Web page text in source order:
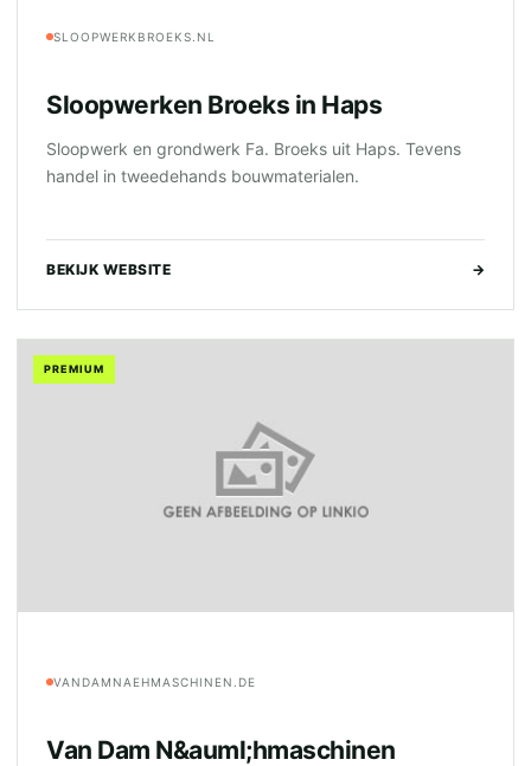
SLOOPWERKBROEKS.NL
Sloopwerken Broeks in Haps
Sloopwerk en grondwerk Fa. Broeks uit Haps. Tevens
handel in tweedehands bouwmaterialen.
BEKIJK WEBSITE →
PREMIUM
VANDAMNAEHMASCHINEN.DE
Van Dam N&auml;hmaschinen